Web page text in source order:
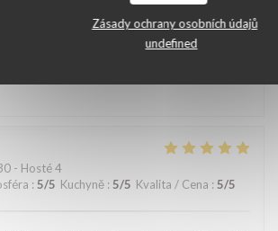
Zásady ochrany osobních údajů
undefined
bien exécutée. Une ambiance
manque rien pour un moment de
- Hosté 4
: 5/5 Kuchyně : 5/5 Kvalita / Cena : 5/5